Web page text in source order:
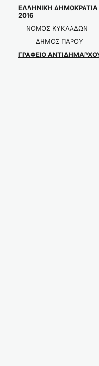
ΕΛΛΗΝΙΚΗ
2016
ΝΟΜΟΣ
ΔΗΜΟΣ ΠΑΡΟΥ
ΓΡΑΦΕΙΟ